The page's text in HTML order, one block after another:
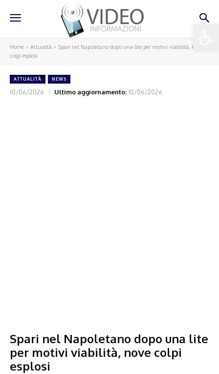
Home Attualità
Spari nel Napoletano dopo una lite per motivi viabilità, nove
colpi esplosi
ATTUALITÀ NEWS
10/06/2026 Ultimo aggiornamento:10/06/2026
Spari nel Napoletano dopo una lite
per motivi viabilità, nove colpi
esplosi